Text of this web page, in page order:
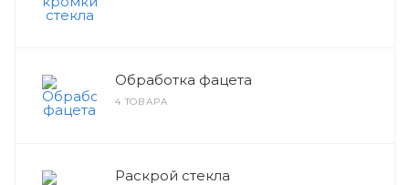
Обработка фацета
4 ТОВАРА
Раскрой стекла